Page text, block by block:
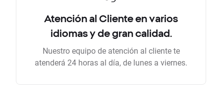
Atención al Cliente en varios
idiomas y de gran calidad.
Nuestro equipo de atención al cliente te
atenderá 24 horas al día, de lunes a viernes.